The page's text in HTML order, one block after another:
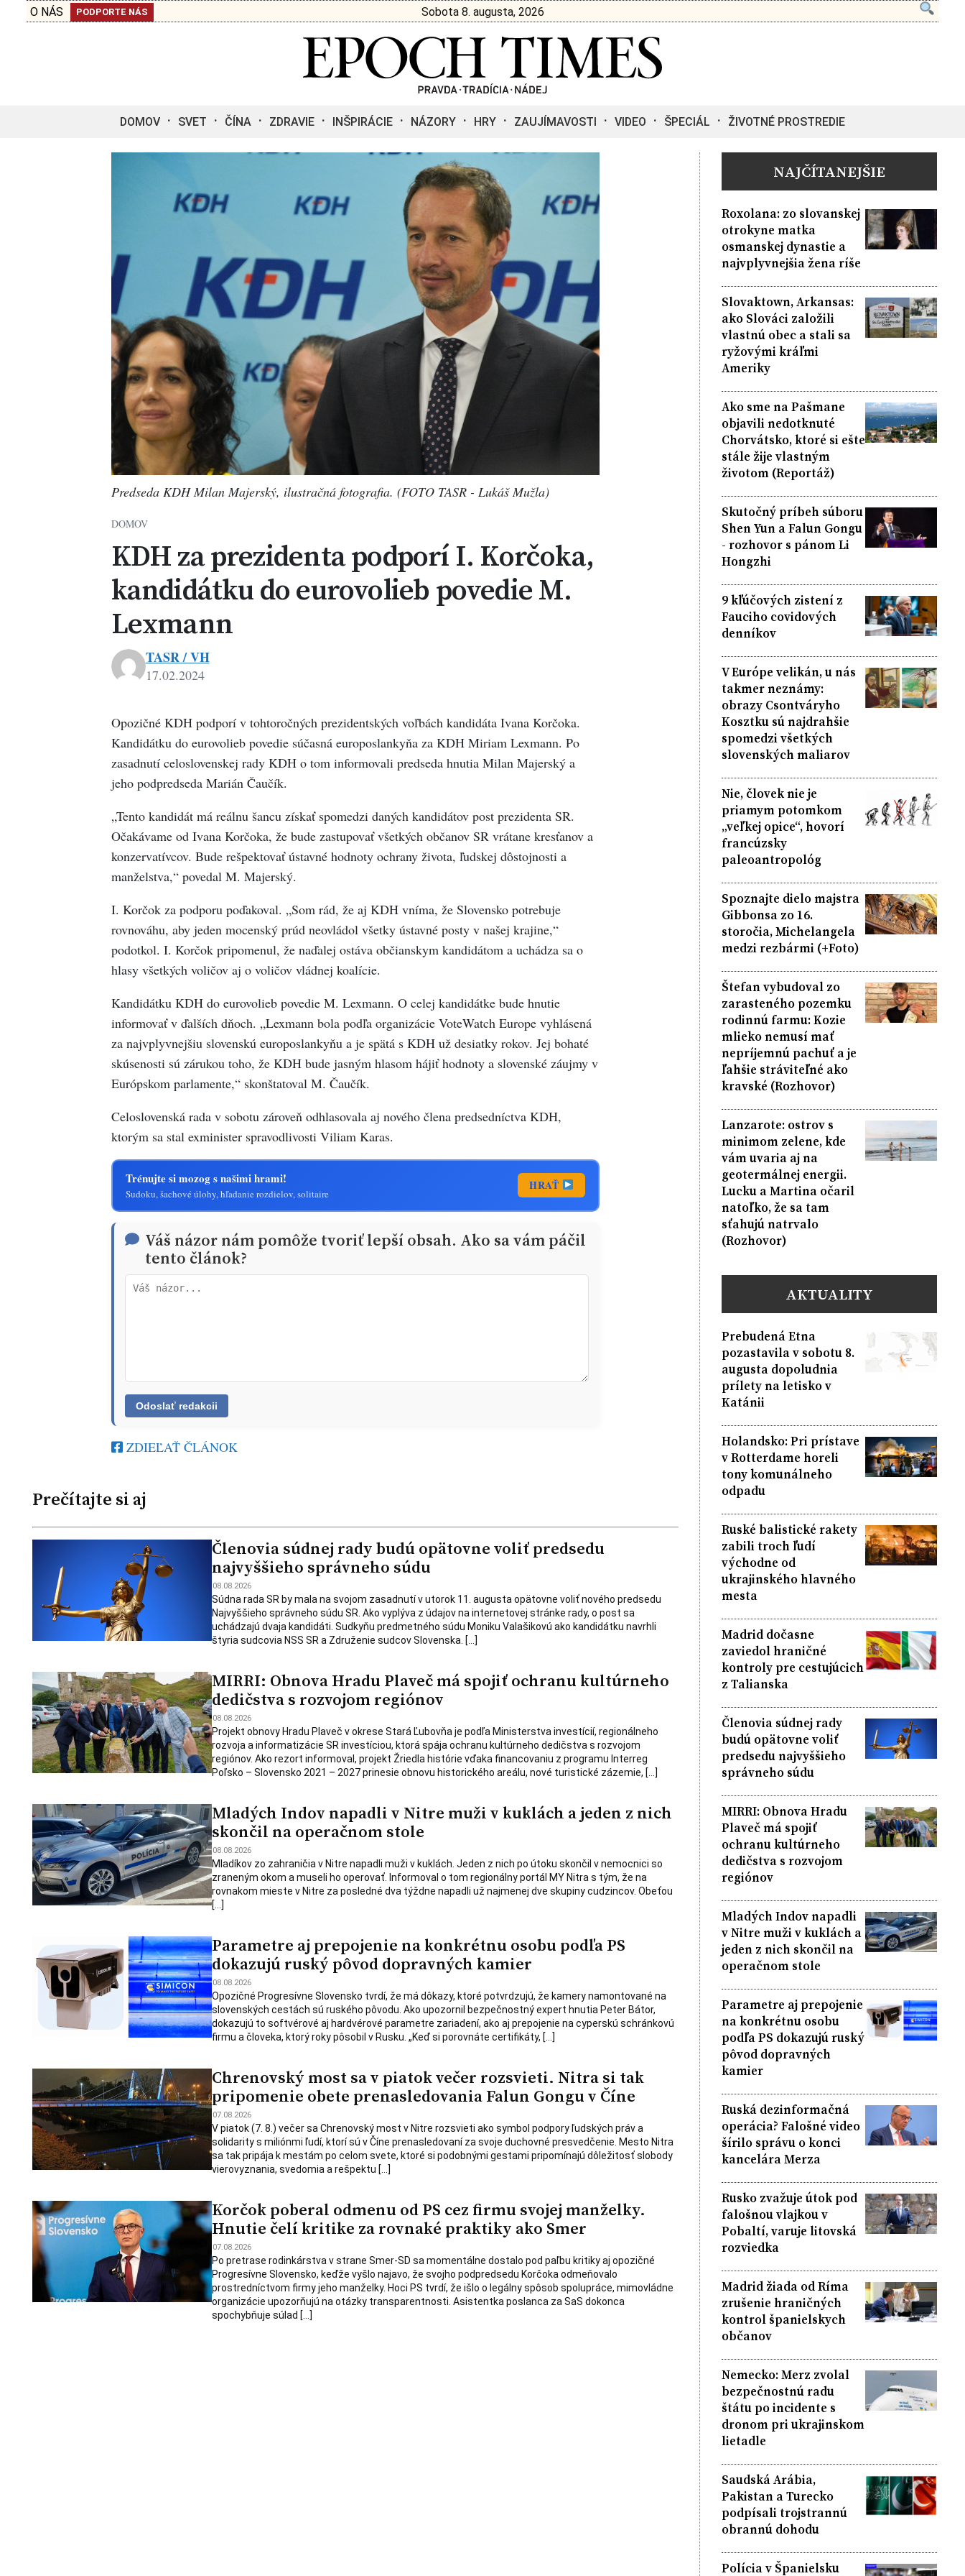
O NÁS PODPORTE NÁS Sobota 8. augusta, 2026
DOMOV SVET ČÍNA ZDRAVIE INŠPIRÁCIE NÁZORY HRY ZAUJÍMAVOSTI VIDEO ŠPECIÁL ŽIVOTNÉ PROSTREDIE
Predseda KDH Milan Majerský, ilustračná fotografia. (FOTO TASR - Lukáš Mužla)
DOMOV
KDH za prezidenta podporí I. Korčoka,
kandidátku do eurovolieb povedie M.
Lexmann
TASR / VH
17.02.2024
Opozičné KDH podporí v tohtoročných prezidentských voľbách kandidáta Ivana Korčoka.
Kandidátku do eurovolieb povedie súčasná europoslankyňa za KDH Miriam Lexmann. Po
zasadnutí celoslovenskej rady KDH o tom informovali predseda hnutia Milan Majerský a
jeho podpredseda Marián Čaučík.
„Tento kandidát má reálnu šancu získať spomedzi daných kandidátov post prezidenta SR.
Očakávame od Ivana Korčoka, že bude zastupovať všetkých občanov SR vrátane kresťanov a
konzervatívcov. Bude rešpektovať ústavné hodnoty ochrany života, ľudskej dôstojnosti a
manželstva,“ povedal M. Majerský.
I. Korčok za podporu poďakoval. „Som rád, že aj KDH vníma, že Slovensko potrebuje
rovnováhu, aby jeden mocenský prúd neovládol všetky ústavné posty v našej krajine,“
podotkol. I. Korčok pripomenul, že naďalej ostáva občianskym kandidátom a uchádza sa o
hlasy všetkých voličov aj o voličov vládnej koalície.
Kandidátku KDH do eurovolieb povedie M. Lexmann. O celej kandidátke bude hnutie
informovať v ďalších dňoch. „Lexmann bola podľa organizácie VoteWatch Europe vyhlásená
za najvplyvnejšiu slovenskú europoslankyňu a je spätá s KDH už desiatky rokov. Jej bohaté
skúsenosti sú zárukou toho, že KDH bude jasným hlasom hájiť hodnoty a slovenské záujmy v
Európskom parlamente,“ skonštatoval M. Čaučík.
Celoslovenská rada v sobotu zároveň odhlasovala aj nového člena predsedníctva KDH,
ktorým sa stal exminister spravodlivosti Viliam Karas.
Trénujte si mozog s našimi hrami!
Sudoku, šachové úlohy, hľadanie rozdielov, solitaire
HRAŤ
Váš názor nám pomôže tvoriť lepší obsah. Ako sa vám páčil
tento článok?
ZDIEĽAŤ ČLÁNOK
Prečítajte si aj
Členovia súdnej rady budú opätovne voliť predsedu
najvyššieho správneho súdu
08.08.2026
Súdna rada SR by mala na svojom zasadnutí v utorok 11. augusta opätovne voliť nového predsedu
Najvyššieho správneho súdu SR. Ako vyplýva z údajov na internetovej stránke rady, o post sa
uchádzajú dvaja kandidáti. Sudkyňu predmetného súdu Moniku Valašikovú ako kandidátku navrhli
štyria sudcovia NSS SR a Združenie sudcov Slovenska. […]
MIRRI: Obnova Hradu Plaveč má spojiť ochranu kultúrneho
dedičstva s rozvojom regiónov
08.08.2026
Projekt obnovy Hradu Plaveč v okrese Stará Ľubovňa je podľa Ministerstva investícií, regionálneho
rozvoja a informatizácie SR investíciou, ktorá spája ochranu kultúrneho dedičstva s rozvojom
regiónov. Ako rezort informoval, projekt Žriedla histórie vďaka financovaniu z programu Interreg
Poľsko – Slovensko 2021 – 2027 prinesie obnovu historického areálu, nové turistické zázemie, […]
Mladých Indov napadli v Nitre muži v kuklách a jeden z nich
skončil na operačnom stole
08.08.2026
Mladíkov zo zahraničia v Nitre napadli muži v kuklách. Jeden z nich po útoku skončil v nemocnici so
zraneným okom a museli ho operovať. Informoval o tom regionálny portál MY Nitra s tým, že na
rovnakom mieste v Nitre za posledné dva týždne napadli už najmenej dve skupiny cudzincov. Obeťou
[…]
Parametre aj prepojenie na konkrétnu osobu podľa PS
dokazujú ruský pôvod dopravných kamier
08.08.2026
Opozičné Progresívne Slovensko tvrdí, že má dôkazy, ktoré potvrdzujú, že kamery namontované na
slovenských cestách sú ruského pôvodu. Ako upozornil bezpečnostný expert hnutia Peter Bátor,
dokazujú to softvérové aj hardvérové parametre zariadení, ako aj prepojenie na cyperskú schránkovú
firmu a človeka, ktorý roky pôsobil v Rusku. „Keď si porovnáte certifikáty, […]
Chrenovský most sa v piatok večer rozsvieti. Nitra si tak
pripomenie obete prenasledovania Falun Gongu v Číne
07.08.2026
V piatok (7. 8.) večer sa Chrenovský most v Nitre rozsvieti ako symbol podpory ľudských práv a
solidarity s miliónmi ľudí, ktorí sú v Číne prenasledovaní za svoje duchovné presvedčenie. Mesto Nitra
sa tak pripája k mestám po celom svete, ktoré si podobnými gestami pripomínajú dôležitosť slobody
vierovyznania, svedomia a rešpektu […]
Korčok poberal odmenu od PS cez firmu svojej manželky.
Hnutie čelí kritike za rovnaké praktiky ako Smer
07.08.2026
Po pretrase rodinkárstva v strane Smer-SD sa momentálne dostalo pod paľbu kritiky aj opozičné
Progresívne Slovensko, keďže vyšlo najavo, že svojho podpredsedu Korčoka odmeňovalo
prostredníctvom firmy jeho manželky. Hoci PS tvrdí, že išlo o legálny spôsob spolupráce, mimovládne
organizácie upozorňujú na otázky transparentnosti. Asistentka poslanca za SaS dokonca
spochybňuje súlad […]
NAJČÍTANEJŠIE
Roxolana: zo slovanskej
otrokyne matka
osmanskej dynastie a
najvplyvnejšia žena ríše
Slovaktown, Arkansas:
ako Slováci založili
vlastnú obec a stali sa
ryžovými kráľmi
Ameriky
Ako sme na Pašmane
objavili nedotknuté
Chorvátsko, ktoré si ešte
stále žije vlastným
životom (Reportáž)
Skutočný príbeh súboru
Shen Yun a Falun Gongu
- rozhovor s pánom Li
Hongzhi
9 kľúčových zistení z
Fauciho covidových
denníkov
V Európe velikán, u nás
takmer neznámy:
obrazy Csontváryho
Kosztku sú najdrahšie
spomedzi všetkých
slovenských maliarov
Nie, človek nie je
priamym potomkom
„veľkej opice“, hovorí
francúzsky
paleoantropológ
Spoznajte dielo majstra
Gibbonsa zo 16.
storočia, Michelangela
medzi rezbármi (+Foto)
Štefan vybudoval zo
zarasteného pozemku
rodinnú farmu: Kozie
mlieko nemusí mať
nepríjemnú pachuť a je
ľahšie stráviteľné ako
kravské (Rozhovor)
Lanzarote: ostrov s
minimom zelene, kde
vám uvaria aj na
geotermálnej energii.
Lucku a Martina očaril
natoľko, že sa tam
sťahujú natrvalo
(Rozhovor)
AKTUALITY
Prebudená Etna
pozastavila v sobotu 8.
augusta dopoludnia
prílety na letisko v
Katánii
Holandsko: Pri prístave
v Rotterdame horeli
tony komunálneho
odpadu
Ruské balistické rakety
zabili troch ľudí
východne od
ukrajinského hlavného
mesta
Madrid dočasne
zaviedol hraničné
kontroly pre cestujúcich
z Talianska
Členovia súdnej rady
budú opätovne voliť
predsedu najvyššieho
správneho súdu
MIRRI: Obnova Hradu
Plaveč má spojiť
ochranu kultúrneho
dedičstva s rozvojom
regiónov
Mladých Indov napadli
v Nitre muži v kuklách a
jeden z nich skončil na
operačnom stole
Parametre aj prepojenie
na konkrétnu osobu
podľa PS dokazujú ruský
pôvod dopravných
kamier
Ruská dezinformačná
operácia? Falošné video
šírilo správu o konci
kancelára Merza
Rusko zvažuje útok pod
falošnou vlajkou v
Pobaltí, varuje litovská
rozviedka
Madrid žiada od Ríma
zrušenie hraničných
kontrol španielskych
občanov
Nemecko: Merz zvolal
bezpečnostnú radu
štátu po incidente s
dronom pri ukrajinskom
lietadle
Saudská Arábia,
Pakistan a Turecko
podpísali trojstrannú
obrannú dohodu
Polícia v Španielsku